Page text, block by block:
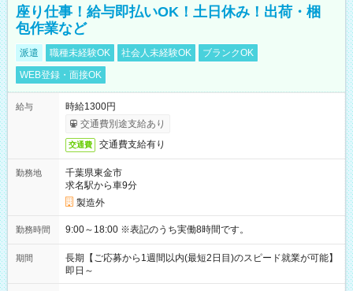
座り仕事！給与即払いOK！土日休み！出荷・梱
包作業など
派遣 職種未経験OK 社会人未経験OK
ブランクOK
WEB登録・面接OK
給与
時給1300円
交通費別途支給あり
交通費 交通費支給有り
勤務地
千葉県東金市
求名駅から車9分
製造外
勤務時間 9:00～18:00 ※表記のうち実働8時間です。
期間
長期【ご応募から1週間以内(最短2日目)のスピード就業が可能】
即日～